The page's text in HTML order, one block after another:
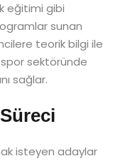
eğitimi gibi
sunan
teorik bilgi ile
sektöründe
sağlar.
isteyen adaylar